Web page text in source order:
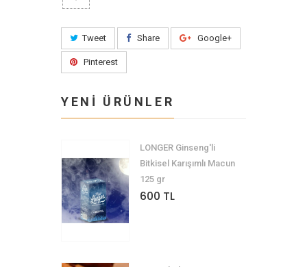
Tweet Share Google+
Pinterest
YENİ ÜRÜNLER
LONGER Ginseng'li
Bitkisel Karışımlı Macun
125 gr
600 TL